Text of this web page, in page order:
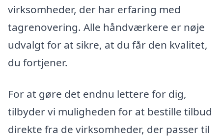
virksomheder, der har erfaring med
tagrenovering. Alle håndværkere er nøje
udvalgt for at sikre, at du får den kvalitet,
du fortjener.
For at gøre det endnu lettere for dig,
tilbyder vi muligheden for at bestille tilbud
direkte fra de virksomheder, der passer til